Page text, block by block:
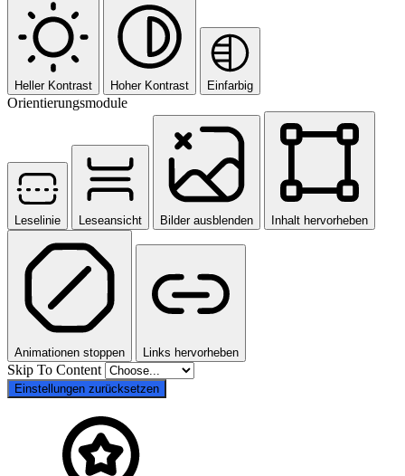
Heller Kontrast Hoher Kontrast Einfarbig
Orientierungsmodule
Leselinie Leseansicht Bilder ausblenden Inhalt hervorheben
Animationen stoppen Links hervorheben
Skip To Content
Einstellungen zurücksetzen